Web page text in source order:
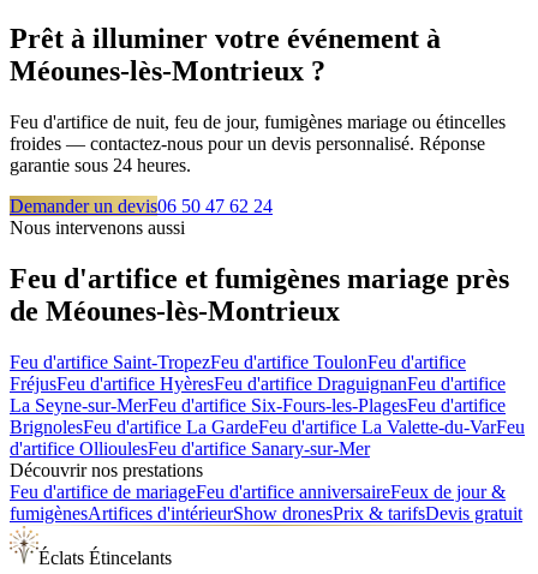
Prêt à illuminer votre événement à
Méounes-lès-Montrieux ?
Feu d'artifice de nuit, feu de jour, fumigènes mariage ou étincelles
froides — contactez-nous pour un devis personnalisé. Réponse
garantie sous 24 heures.
Demander un devis06 50 47 62 24
Nous intervenons aussi
Feu d'artifice et fumigènes mariage près
de Méounes-lès-Montrieux
Feu d'artifice Saint-TropezFeu d'artifice ToulonFeu d'artifice
FréjusFeu d'artifice HyèresFeu d'artifice DraguignanFeu d'artifice
La Seyne-sur-MerFeu d'artifice Six-Fours-les-PlagesFeu d'artifice
BrignolesFeu d'artifice La GardeFeu d'artifice La Valette-du-VarFeu
d'artifice OllioulesFeu d'artifice Sanary-sur-Mer
Découvrir nos prestations
Feu d'artifice de mariageFeu d'artifice anniversaireFeux de jour &
fumigènesArtifices d'intérieurShow dronesPrix & tarifsDevis gratuit
Éclats Étincelants